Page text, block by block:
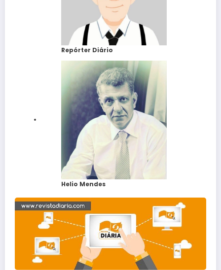
Repórter Diário
Helio Mendes